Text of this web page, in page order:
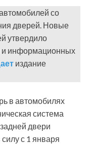
со
дверей. Новые
утвердило
и информационных
издание
в автомобилях
система
двери
с 1 января